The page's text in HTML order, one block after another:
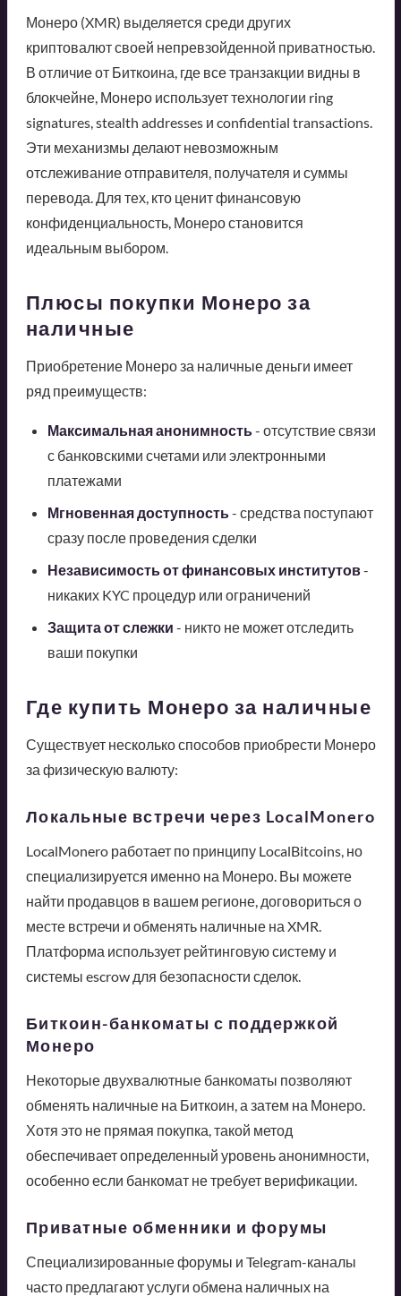
Монеро (XMR) выделяется среди других
криптовалют своей непревзойденной приватностью.
В отличие от Биткоина, где все транзакции видны в
блокчейне, Монеро использует технологии ring
signatures, stealth addresses и confidential transactions.
Эти механизмы делают невозможным
отслеживание отправителя, получателя и суммы
перевода. Для тех, кто ценит финансовую
конфиденциальность, Монеро становится
идеальным выбором.
Плюсы покупки Монеро за
наличные
Приобретение Монеро за наличные деньги имеет
ряд преимуществ:
Максимальная анонимность- отсутствие связи
с банковскими счетами или электронными
платежами
Мгновенная доступность- средства поступают
сразу после проведения сделки
Независимость от финансовых институтов-
никаких KYC процедур или ограничений
Защита от слежки - никто не может отследить
ваши покупки
Где купить Монеро за наличные
Существует несколько способов приобрести Монеро
за физическую валюту:
Локальные встречи через LocalMonero
LocalMonero работает по принципу LocalBitcoins, но
специализируется именно на Монеро. Вы можете
найти продавцов в вашем регионе, договориться о
месте встречи и обменять наличные на XMR.
Платформа использует рейтинговую систему и
системы escrow для безопасности сделок.
Биткоин-банкоматы с поддержкой
Монеро
Некоторые двухвалютные банкоматы позволяют
обменять наличные на Биткоин, а затем на Монеро.
Хотя это не прямая покупка, такой метод
обеспечивает определенный уровень анонимности,
особенно если банкомат не требует верификации.
Приватные обменники и форумы
Специализированные форумы и Telegram-каналы
часто предлагают услуги обмена наличных на